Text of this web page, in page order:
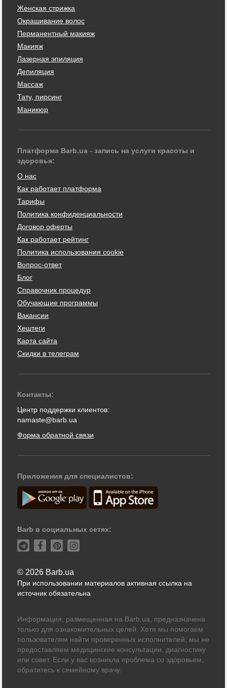
Женская стрижка
Окрашивание волос
Перманентный макияж
Макияж
Лазерная эпиляция
Депиляция
Массаж
Тату, пирсинг
Маникюр
Платформа Barb.ua - запись на услуги красоты и
здоровья:
О нас
Как работает платформа
Тарифы
Политика конфиденциальности
Договор оферты
Как работает рейтинг
Политика использования cookie
Вопрос-ответ
Блог
Справочник процедур
Обучающие программы
Вакансии
Хештеги
Карта сайта
Скидки в телеграм
Контакты:
Центр поддержки клиентов:
namaste@barb.ua
Форма обратной связи
Приложения для специалистов:
Barb в социальных сетях:
© 2026 Barb.ua
При использовании материалов активная ссылка на
источник обязательна
Информация, размещенная на Barb.ua, предназначена
только для ознакомительных целей. Хотя мы помогаем
пользователям найти проверенных исполнителей, мы не
предоставляем медицинские консультации, диагностику
или совет. Если у вас возникла проблема со здоровьем,
обратитесь к семейному врачу.